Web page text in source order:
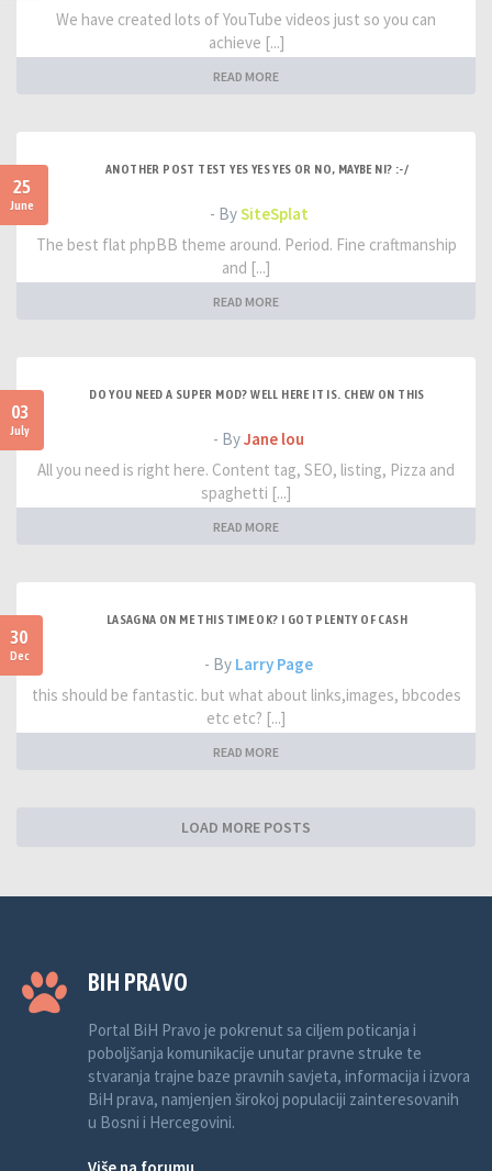
We have created lots of YouTube videos just so you can
achieve [...]
READ MORE
25
June
ANOTHER POST TEST YES YES YES OR NO, MAYBE NI? :-/
- BySiteSplat
The best flat phpBB theme around. Period. Fine craftmanship
and [...]
READ MORE
03
July
DO YOU NEED A SUPER MOD? WELL HERE IT IS. CHEW ON THIS
- ByJane lou
All you need is right here. Content tag, SEO, listing, Pizza and
spaghetti [...]
READ MORE
30
Dec
LASAGNA ON ME THIS TIME OK? I GOT PLENTY OF CASH
- By Larry Page
this should be fantastic. but what about links,images, bbcodes
etc etc? [...]
READ MORE
LOAD MORE POSTS
BIH PRAVO
Portal BiH Pravo je pokrenut sa ciljem poticanja i
poboljšanja komunikacije unutar pravne struke te
stvaranja trajne baze pravnih savjeta, informacija i izvora
BiH prava, namjenjen širokoj populaciji zainteresovanih
u Bosni i Hercegovini.